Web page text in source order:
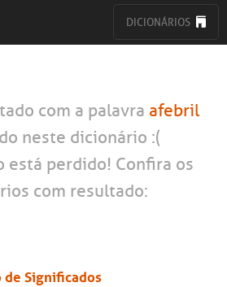
DICIONÁRIOS
com a palavra afebril
neste dicionário :(
está perdido! Confira os
com resultado:
Significados